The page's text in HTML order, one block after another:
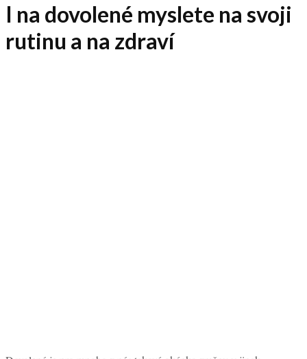
I na dovolené myslete na svoji
rutinu a na zdraví